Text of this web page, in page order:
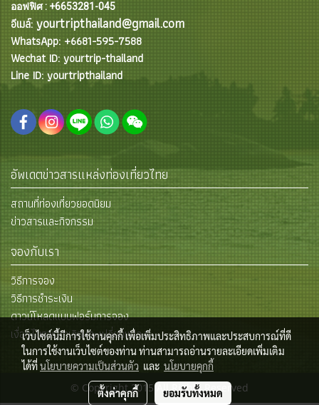
ออฟฟิศ : +6653281-045
อีเมล์: yourtripthailand@gmail.com
WhatsApp: +6681-595-7588
Wechat ID: yourtrip-thailand
Line ID: yourtripthailand
อัพเดตข่าวสารแหล่งท่องเที่ยวไทย
สถานที่ท่องเที่ยวยอดนิยม
ข่าวสารและกิจกรรม
จองกับเรา
วิธีการจอง
วิธีการชำระเงิน
ดาวน์โหลดแบบฟอร์มการจอง
เงื่อนไขการยกเลิกและเปลี่ยนแปลง
© Copyright 2015 All Rights Reserved
เว็บไซต์นี้มีการใช้งานคุกกี้ เพื่อเพิ่มประสิทธิภาพและประสบการณ์ที่ดี
ในการใช้งานเว็บไซต์ของท่าน ท่านสามารถอ่านรายละเอียดเพิ่มเติม
ได้ที่นโยบายความเป็นส่วนตัว และ นโยบายคุกกี้
ตั้งค่าคุกกี้ ยอมรับทั้งหมด